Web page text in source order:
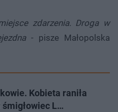
zdarzenia. Droga w
- pisze Małopolska
Kobieta raniła
śmigłowiec L…